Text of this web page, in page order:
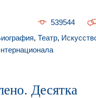
539544
, Театр,
Десятка